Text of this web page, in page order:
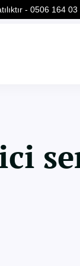
- 0506 164 03